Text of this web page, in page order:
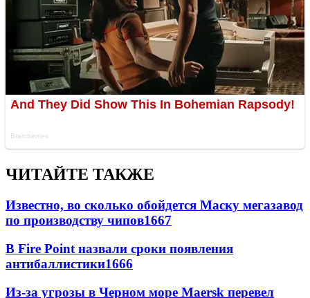
ЧИТАЙТЕ ТАКЖЕ
Известно, во сколько обойдется Маску мегазавод
по производству чипов1667
В Fire Point назвали сроки появления
антибаллистики1666
Из-за угрозы в Черном море Maersk перевел